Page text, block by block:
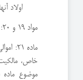
اولاد
مواد 19 و 20: حذف شده است.
ماده
خاص،